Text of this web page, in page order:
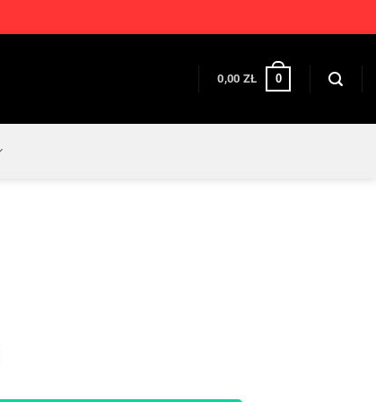
0,00 ZŁ 0